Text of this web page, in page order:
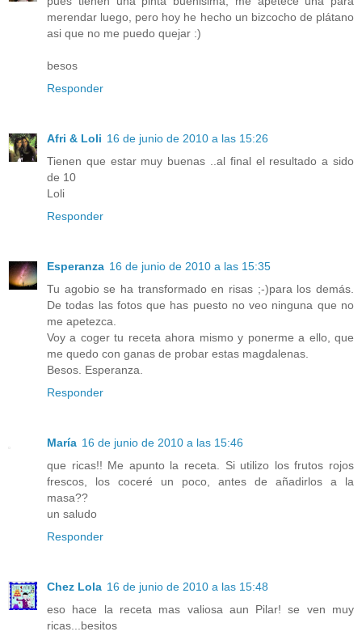
merendar luego, pero hoy he hecho un bizcocho de plátano
asi que no me puedo quejar :)
besos
Responder
Afri & Loli 16 de junio de 2010 a las 15:26
Tienen que estar muy buenas ..al final el resultado a sido
de 10
Loli
Responder
Esperanza 16 de junio de 2010 a las 15:35
Tu agobio se ha transformado en risas ;-)para los demás.
De todas las fotos que has puesto no veo ninguna que no
me apetezca.
Voy a coger tu receta ahora mismo y ponerme a ello, que
me quedo con ganas de probar estas magdalenas.
Besos. Esperanza.
Responder
María 16 de junio de 2010 a las 15:46
que ricas!! Me apunto la receta. Si utilizo los frutos rojos
frescos, los coceré un poco, antes de añadirlos a la
masa??
un saludo
Responder
Chez Lola 16 de junio de 2010 a las 15:48
eso hace la receta mas valiosa aun Pilar! se ven muy
ricas...besitos